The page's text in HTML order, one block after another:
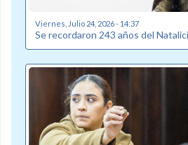
Viernes, Julio 24, 2026 - 14:37
Se recordaron 243 años del